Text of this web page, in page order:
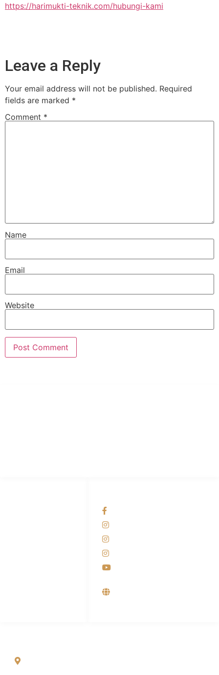
https://harimukti-teknik.com/hubungi-kami
Leave a Reply
Your email address will not be published. Required
fields are marked *
Comment *
Name
Email
Website